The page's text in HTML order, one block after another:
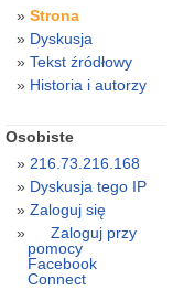
Strona
Dyskusja
Tekst źródłowy
Historia i autorzy
Osobiste
216.73.216.168
Dyskusja tego IP
Zaloguj się
Zaloguj przy
pomocy
Facebook
Connect